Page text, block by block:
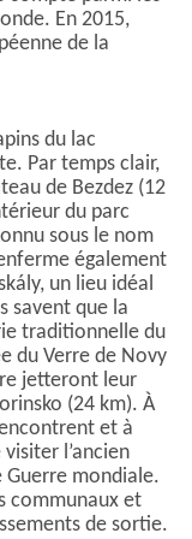
En 2015,
de la
du lac
Par temps clair,
de Bezdez (12
du parc
sous le nom
également
un lieu idéal
savent que la
traditionnelle du
du Verre de Novy
jetteront leur
(24 km). À
et à
l’ancien
Guerre mondiale.
communaux et
de sortie.